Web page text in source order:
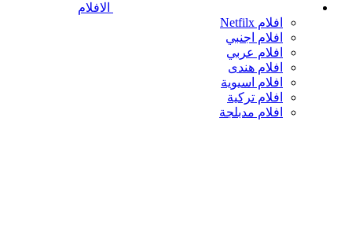
الافلام
افلام Netfilx
افلام اجنبي
افلام عربي
افلام هندى
افلام اسيوية
افلام تركية
افلام مدبلجة